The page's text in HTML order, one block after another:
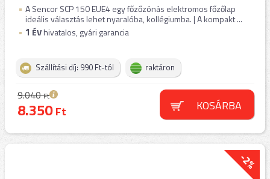
A Sencor SCP 150 EUE4 egy főzőzónás elektromos főzőlap
ideális választás lehet nyaralóba, kollégiumba. | A kompakt ...
1 ÉVhivatalos, gyári garancia
Szállítási díj: 990 Ft-tól raktáron
9.040Ft
8.350Ft KOSÁRBA
-2%